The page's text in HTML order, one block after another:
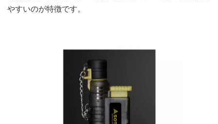
やすいのが特徴です。